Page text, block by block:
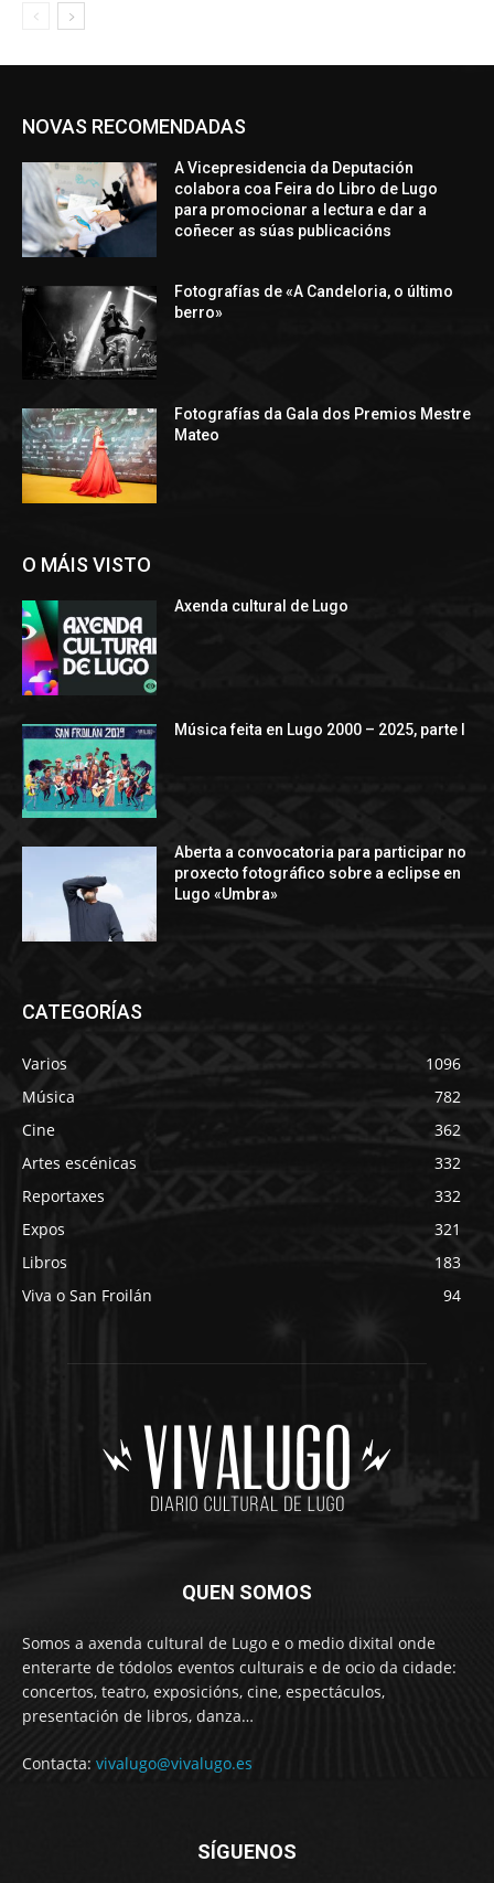
NOVAS RECOMENDADAS
A Vicepresidencia da Deputación
colabora coa Feira do Libro de Lugo
para promocionar a lectura e dar a
coñecer as súas publicacións
Fotografías de «A Candeloria, o último
berro»
Fotografías da Gala dos Premios Mestre
Mateo
O MÁIS VISTO
Axenda cultural de Lugo
Música feita en Lugo 2000 – 2025, parte I
Aberta a convocatoria para participar no
proxecto fotográfico sobre a eclipse en
Lugo «Umbra»
CATEGORÍAS
Varios
1096
Música
782
Cine
362
Artes escénicas
332
Reportaxes
332
Expos
321
Libros
183
Viva o San Froilán
94
QUEN SOMOS
Somos a axenda cultural de Lugo e o medio dixital onde
enterarte de tódolos eventos culturais e de ocio da cidade:
concertos, teatro, exposicións, cine, espectáculos,
presentación de libros, danza…
Contacta: vivalugo@vivalugo.es
SÍGUENOS